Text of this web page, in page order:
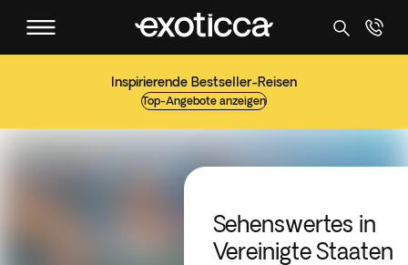
Inspirierende Bestseller-Reisen
Top-Angebote anzeigen
Sehenswertes in
Vereinigte Staaten